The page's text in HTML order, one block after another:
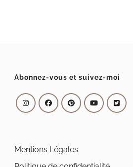
Abonnez-vous et suivez-moi
Mentions Légales